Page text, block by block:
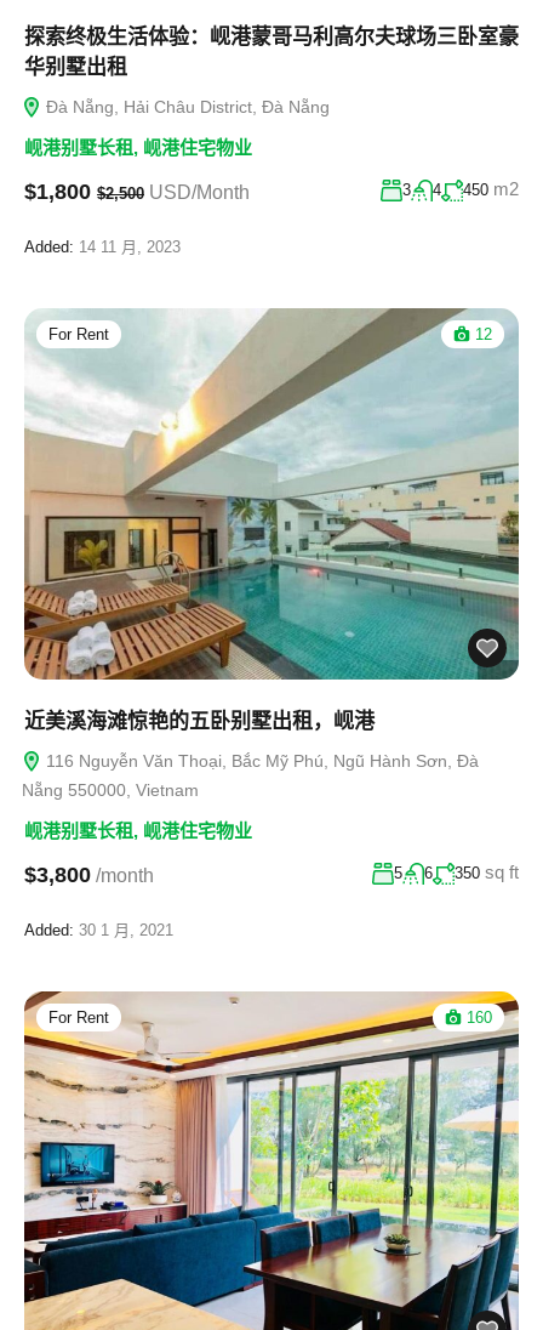
探索终极生活体验：岘港蒙哥马利高尔夫球场三卧室豪
华别墅出租
Đà Nẵng, Hải Châu District, Đà Nẵng
岘港别墅长租 , 岘港住宅物业
$1,800 $2,500 USD/Month 3 4 450 m2
Added: 14 11 月, 2023
For Rent 12
近美溪海滩惊艳的五卧别墅出租，岘港
116 Nguyễn Văn Thoại, Bắc Mỹ Phú, Ngũ Hành Sơn, Đà
Nẵng 550000, Vietnam
岘港别墅长租 , 岘港住宅物业
$3,800 /month 5 6 350 sq ft
Added: 30 1 月, 2021
For Rent 160